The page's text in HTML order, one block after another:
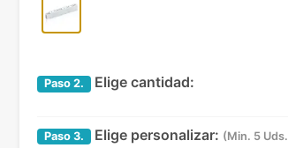
Paso 2. Elige cantidad:
Paso 3. Elige personalizar: (Min. 5